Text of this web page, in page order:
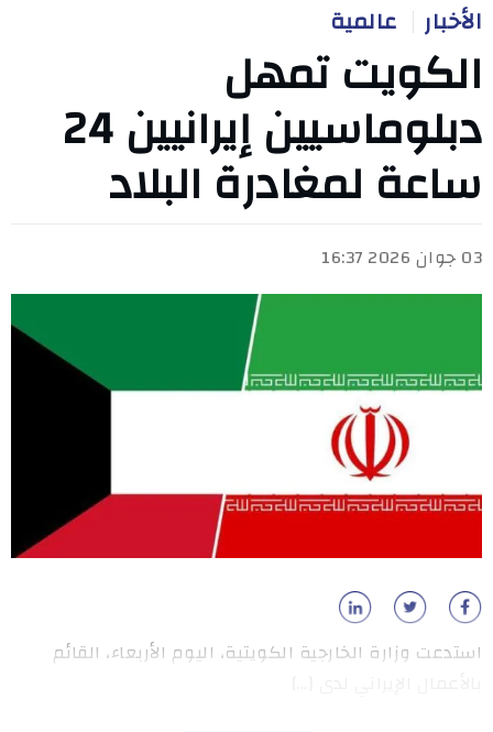
الأخبار عالمية
الكويت تمهل
دبلوماسيين إيرانيين 24
ساعة لمغادرة البلاد
03 جوان 2026 16:37
استدعت وزارة الخارجية الكويتية، اليوم الأربعاء، القائم